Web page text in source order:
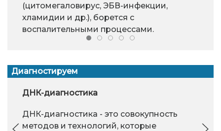
(цитомегаловирус, ЭБВ-инфекции,
хламидии и др.), борется с
воспалительными процессами.
Диагностируем
ДНК-диагностика
ДНК-диагностика - это совокупность
методов и технологий, которые